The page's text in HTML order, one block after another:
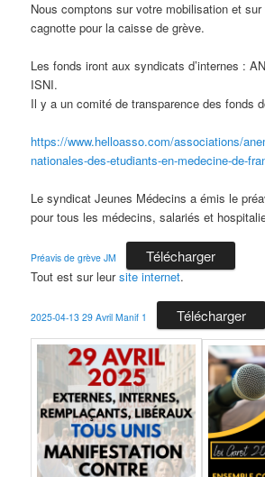
Nous comptons sur votre mobilisation et
cagnotte pour la caisse de grève.
Les fonds iront aux syndicats d’internes :
ISNI.
Il y a un comité de transparence des fonds
https://www.helloasso.com/associations/
nationales-des-etudiants-en-medecine-de-
Le syndicat Jeunes Médecins a émis le
pour tous les médecins, salariés et
Préavis de grève JM Télécharger
Tout est sur leursite internet.
2025-04-13 29 Avril Manif 1 Télécharger